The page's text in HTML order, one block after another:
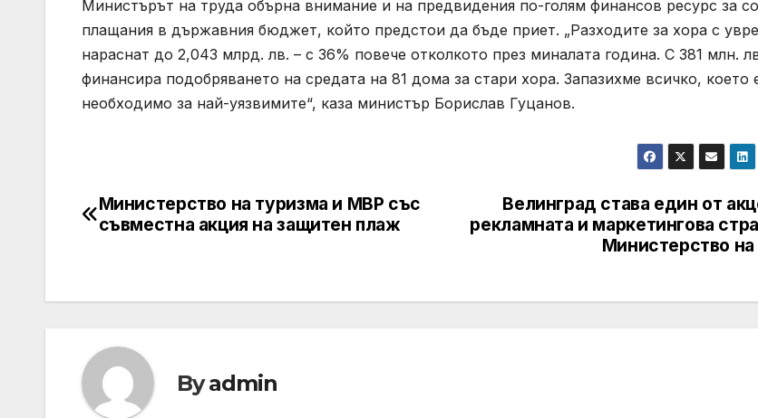
Министърът на труда обърна внимание и на предвидения по-голям финансов ресурс за
плащания в държавния бюджет, който предстои да бъде приет. „Разходите за хора с
нараснат до 2,043 млрд. лв. – с 36% повече отколкото през миналата година. С 381 млн.
финансира подобряването на средата на 81 дома за стари хора. Запазихме всичко, което
необходимо за най-уязвимите“, каза министър Борислав Гуцанов.
Post
Велинград става един от
рекламната и маркетингова
Министерство
Министерство на туризма и МВР със
съвместна акция на защитен плаж
Byadmin